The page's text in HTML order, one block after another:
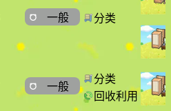
一般 分类
一般
分类
回收利用